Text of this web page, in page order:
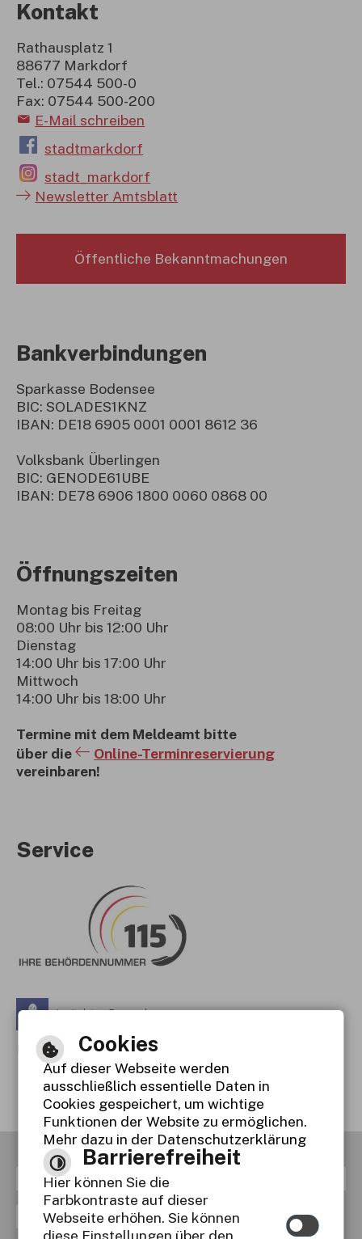
Kontakt
Rathausplatz 1
88677 Markdorf
Tel.: 07544 500-0
Fax: 07544 500-200
E-Mail schreiben
stadtmarkdorf
stadt_markdorf
Newsletter Amtsblatt
Öffentliche Bekanntmachungen
Bankverbindungen
Sparkasse Bodensee
BIC: SOLADES1KNZ
IBAN: DE18 6905 0001 0001 8612 36
Volksbank Überlingen
BIC: GENODE61UBE
IBAN: DE78 6906 1800 0060 0868 00
Öffnungszeiten
Montag bis Freitag
08:00 Uhr bis 12:00 Uhr
Dienstag
14:00 Uhr bis 17:00 Uhr
Mittwoch
14:00 Uhr bis 18:00 Uhr
Termine mit dem Meldeamt bitte
über die
Online-Terminreservierung
vereinbaren!
Service
Leichte Sprache
Gebärdensprache
Barrierefreie Ansicht
RSS Inhaltsverzeichnis
Datenschutzerklärung
Cookies
Auf dieser Webseite werden
ausschließlich essentielle Daten in
Cookies gespeichert, um wichtige
Funktionen der Website zu ermöglichen.
Mehr dazu in der Datenschutzerklärung
Barrierefreiheit
Hier können Sie die
Farbkontraste auf dieser
Webseite erhöhen. Sie können
diese Einstellungen über den